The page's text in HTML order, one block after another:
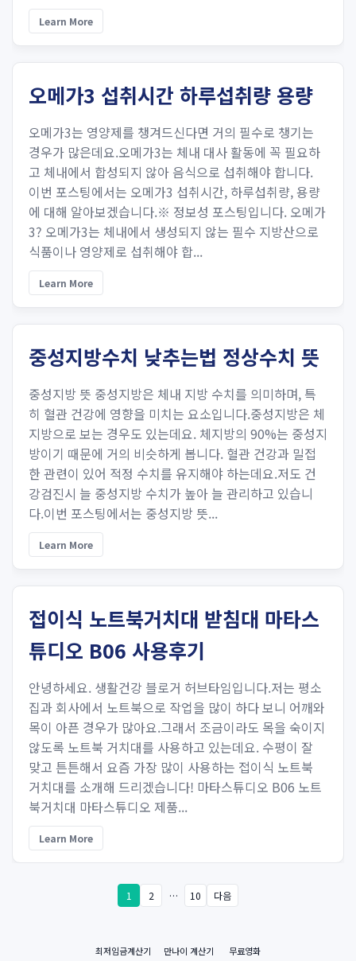
Learn More
오메가3 섭취시간 하루섭취량 용량
오메가3는 영양제를 챙겨드신다면 거의 필수로 챙기는
경우가 많은데요.오메가3는 체내 대사 활동에 꼭 필요하
고 체내에서 합성되지 않아 음식으로 섭취해야 합니다.
이번 포스팅에서는 오메가3 섭취시간, 하루섭취량, 용량
에 대해 알아보겠습니다.※ 정보성 포스팅입니다. 오메가
3? 오메가3는 체내에서 생성되지 않는 필수 지방산으로
식품이나 영양제로 섭취해야 합...
Learn More
중성지방수치 낮추는법 정상수치 뜻
중성지방 뜻 중성지방은 체내 지방 수치를 의미하며, 특
히 혈관 건강에 영향을 미치는 요소입니다.중성지방은 체
지방으로 보는 경우도 있는데요. 체지방의 90%는 중성지
방이기 때문에 거의 비슷하게 봅니다. 혈관 건강과 밀접
한 관련이 있어 적정 수치를 유지해야 하는데요.저도 건
강검진시 늘 중성지방 수치가 높아 늘 관리하고 있습니
다.이번 포스팅에서는 중성지방 뜻...
Learn More
접이식 노트북거치대 받침대 마타스
튜디오 B06 사용후기
안녕하세요. 생활건강 블로거 허브타임입니다.저는 평소
집과 회사에서 노트북으로 작업을 많이 하다 보니 어깨와
목이 아픈 경우가 많아요.그래서 조금이라도 목을 숙이지
않도록 노트북 거치대를 사용하고 있는데요. 수평이 잘
맞고 튼튼해서 요즘 가장 많이 사용하는 접이식 노트북
거치대를 소개해 드리겠습니다! 마타스튜디오 B06 노트
북거치대 마타스튜디오 제품...
Learn More
1 2 … 10 다음
최저임금계산기 만나이 계산기 무료영화